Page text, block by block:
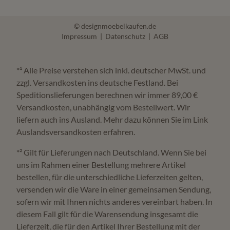
Häufige Fragen zu Schlafsofas
Wo kann ich Schlafsofas in Olpe kaufen?
Bei Möbel Zeppenfeld in Olpe finden Sie Schlafsofas und
Funktionssofas mit Beratung zu Sitzkomfort, Liegefläche
und Mechanik.
Das hängt vom Modell ab. Für regelmäßiges Schlafen
sollten Liegefläche, Matratze und Unterfederung
besonders sorgfältig geprüft werden.
Für welche Räume sind Schlafsofas sinnvoll?
© designmoebelkaufen.de
Impressum | Datenschutz | AGB
*¹ Alle Preise verstehen sich inkl. deutscher MwSt. und
zzgl. Versandkosten ins deutsche Festland. Bei
Speditionslieferungen berechnen wir immer 89,00 €
Versandkosten, unabhängig vom Bestellwert. Wir
liefern auch ins Ausland. Mehr dazu können Sie im Link
Auslandsversandkosten erfahren.
*² Gilt für Lieferungen nach Deutschland. Wenn Sie bei
uns im Rahmen einer Bestellung mehrere Artikel
bestellen, für die unterschiedliche Lieferzeiten gelten,
versenden wir die Ware in einer gemeinsamen Sendung,
sofern wir mit Ihnen nichts anderes vereinbart haben. In
diesem Fall gilt für die Warensendung insgesamt die
Lieferzeit, die für den Artikel Ihrer Bestellung mit der